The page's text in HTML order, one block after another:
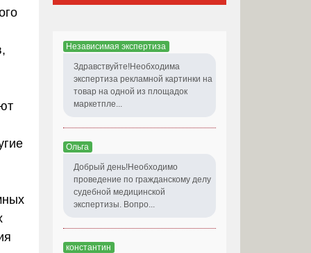
Независимая экспертиза
Здравствуйте!Необходима
экспертиза рекламной картинки на
товар на одной из площадок
маркетпле...
Ольга
Добрый день!Необходимо
проведение по гражданскому делу
судебной медицинской
экспертизы. Вопро...
константин